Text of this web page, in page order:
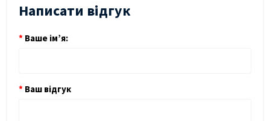
Написати відгук
Ваше ім’я:
Ваш відгук